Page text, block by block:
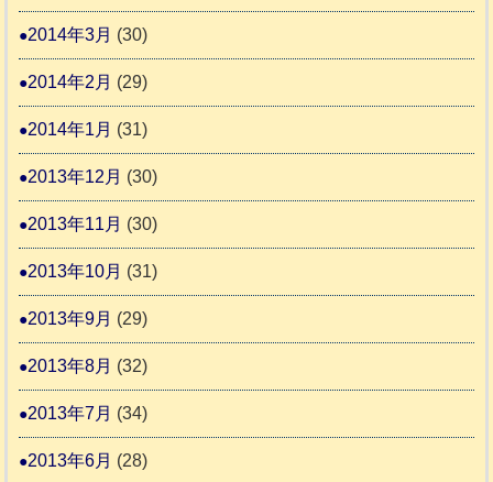
2014年3月 (30)
2014年2月 (29)
2014年1月 (31)
2013年12月 (30)
2013年11月 (30)
2013年10月 (31)
2013年9月 (29)
2013年8月 (32)
2013年7月 (34)
2013年6月 (28)